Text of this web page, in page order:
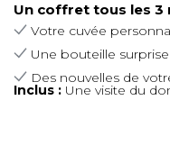
Un coffret tous les 3
Votre cuvée
Une bouteille surprise
Des nouvelles de
Inclus : Une visite du